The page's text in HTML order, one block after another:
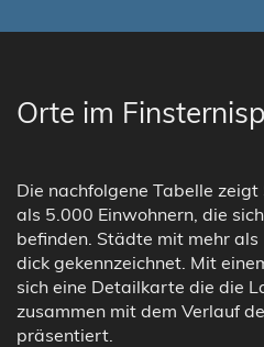
Orte im
Die nachfolgene Tabelle
als 5.000 Einwohnern, die
befinden. Städte mit mehr
dick gekennzeichnet. Mit
sich eine Detailkarte die die
zusammen mit dem Verlauf
präsentiert.